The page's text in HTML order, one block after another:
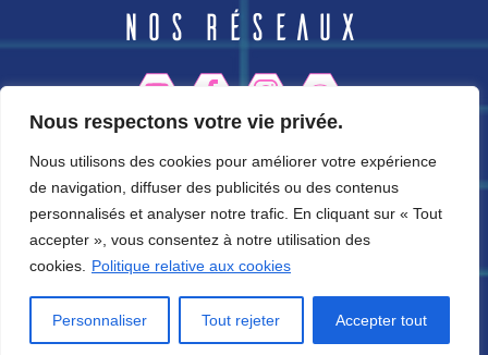
Nous respectons votre vie privée.
Nous utilisons des cookies pour améliorer votre expérience
de navigation, diffuser des publicités ou des contenus
personnalisés et analyser notre trafic. En cliquant sur « Tout
accepter », vous consentez à notre utilisation des
cookies.
Politique relative aux cookies
Personnaliser Tout rejeter Accepter tout
Nos réseaux
CortexWorld